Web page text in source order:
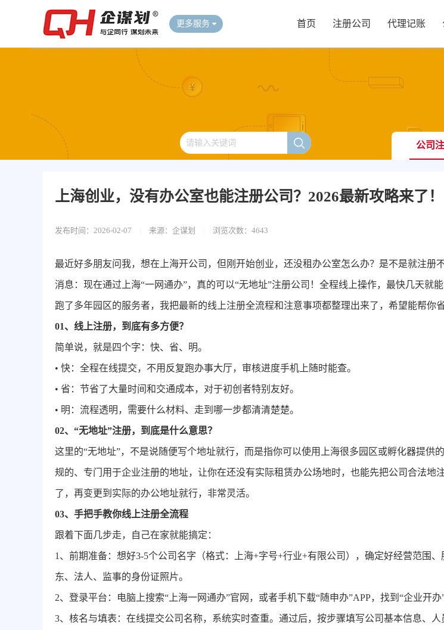
更多服务 首页 注册公司 代理记账
公司
上海创业，没有办公室也能注册公司？2026最新攻略来了！
发布时间：2026-02-07 来源：企谋划 浏览次数：4643
最近好多朋友问我，想在上海开公司，但刚开始创业，还没租办公室怎么办？是不是就注册
消息：现在通过上海“一网通办”，真的可以“无地址”注册公司！全程线上操作，最快几天就
跑了多年园区的服务者，我把最新的线上注册全流程和注意事项都整理出来了，希望能帮你
01、 线上注册，到底有多方便？
简单说，就是四个字：快、省、明。
• 快：全程在线提交，不用反复跑办事大厅，审核进度手机上随时能查。
• 省：节省了大量时间和交通成本，对于初创者特别友好。
• 明：流程透明，需要什么材料、走到哪一步都清清楚楚。
02、 “无地址”注册，到底是什么意思？
这里的“无地址”，不是说随便写个地址就行，而是指你可以使用上海很多园区或孵化器提供
规的、专门用于企业注册的地址，让你在还没有实际租赁办公场地时，也能先把公司合法地
了，再变更到实际的办公地址就行，非常灵活。
03、 手把手教你线上注册全流程
跟着下面几步走，自己在家就能搞定：
1、前期准备：想好3-5个公司名字（格式：上海+字号+行业+有限公司），确定好经营范围
东、法人、监事的身份证照片。
2、登录平台：电脑上搜索“上海一网通办”官网，或者手机下载“随申办”APP，找到“企业开办”
3、核名与填表：在线提交公司名称，系统实时查重。通过后，按步骤填写公司基本信息、